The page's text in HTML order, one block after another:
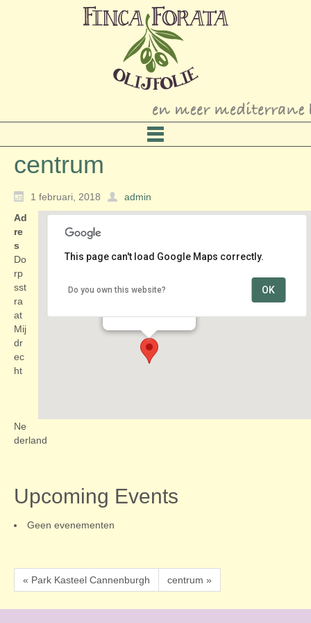
centrum
1 februari, 2018 admin
centrum
This page can't load Google Maps correctly.
Do you own this website? OK
Ad
re
s
Do
rp
sst
ra
at
Mij
dr
ec
ht
Ne
derland
Upcoming Events
Geen evenementen
« Park Kasteel Cannenburgh centrum »